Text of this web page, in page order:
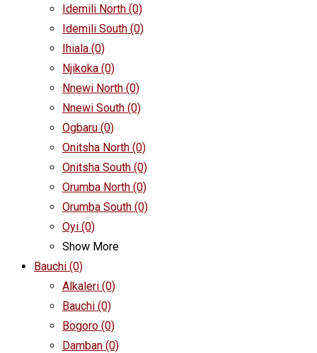
Idemili North (0)
Idemili South (0)
Ihiala (0)
Njikoka (0)
Nnewi North (0)
Nnewi South (0)
Ogbaru (0)
Onitsha North (0)
Onitsha South (0)
Orumba North (0)
Orumba South (0)
Oyi (0)
Show More
Bauchi (0)
Alkaleri (0)
Bauchi (0)
Bogoro (0)
Damban (0)